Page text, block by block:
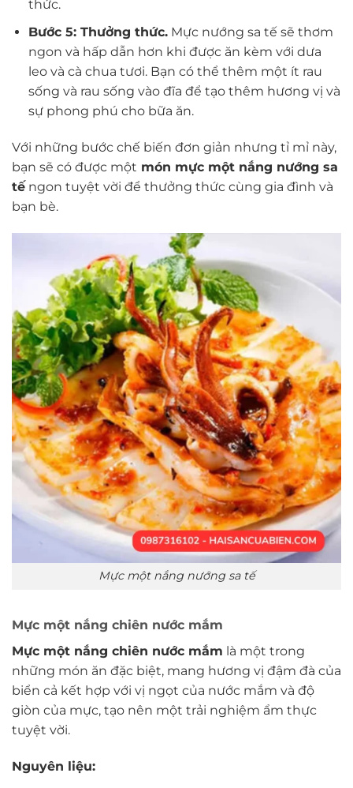
thức.
Bước 5: Thưởng thức.Mực nướng sa tế sẽ thơm
ngon và hấp dẫn hơn khi được ăn kèm với dưa
leo và cà chua tươi. Bạn có thể thêm một ít rau
sống và rau sống vào đĩa để tạo thêm hương vị và
sự phong phú cho bữa ăn.
Với những bước chế biến đơn giản nhưng tỉ mỉ này,
bạn sẽ có được một món mực một nắng nướng sa
tế ngon tuyệt vời để thưởng thức cùng gia đình và
bạn bè.
Mực một nắng nướng sa tế
Mực một nắng chiên nước mắm
Mực một nắng chiên nước mắm là một trong
những món ăn đặc biệt, mang hương vị đậm đà của
biển cả kết hợp với vị ngọt của nước mắm và độ
giòn của mực, tạo nên một trải nghiệm ẩm thực
tuyệt vời.
Nguyên liệu: